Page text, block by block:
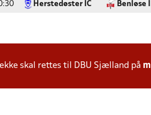
Herstedøster IC Benløse
skal rettes til DBU Sjælland på